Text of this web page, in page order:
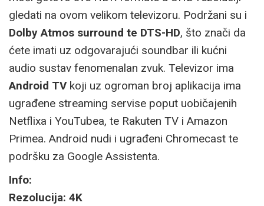
gledati na ovom velikom televizoru. Podržani su i
Dolby Atmos surround te DTS-HD, što znači da
ćete imati uz odgovarajući soundbar ili kućni
audio sustav fenomenalan zvuk. Televizor ima
Android TVkoji uz ogroman broj aplikacija ima
ugrađene streaming servise poput uobičajenih
Netflixa i YouTubea, te Rakuten TV i Amazon
Primea. Android nudi i ugrađeni Chromecast te
podršku za Google Assistenta.
Info:
Rezolucija: 4K